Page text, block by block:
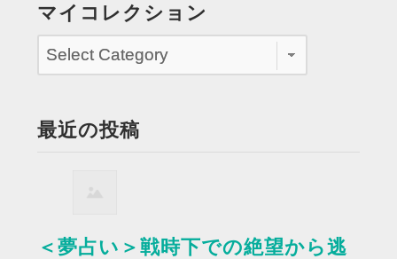
マイコレクション
最近の投稿
＜夢占い＞戦時下での絶望から逃